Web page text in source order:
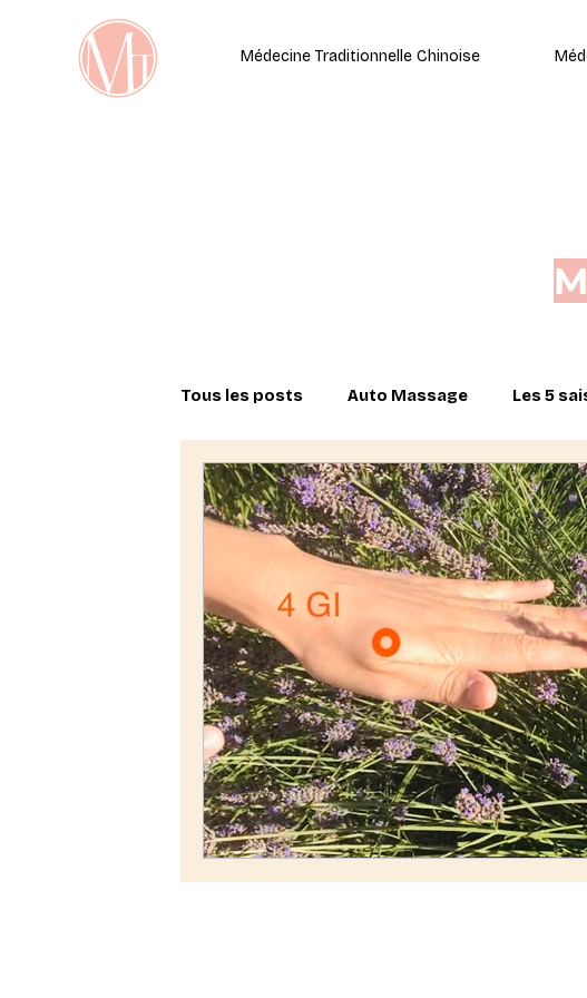
Médecine Traditionnelle Chinoise
Tous les posts Auto Massage Les 5
Cycles féminins au cours d'une vie